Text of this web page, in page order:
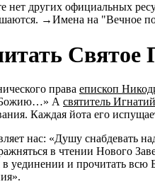
официальных
→Имена на "Вечное
Святое
права епископ
Божию…
А святитель
Каждая йота его
нас:
Душу снабдевать
в чтении Нового
уединении и прочитать
.